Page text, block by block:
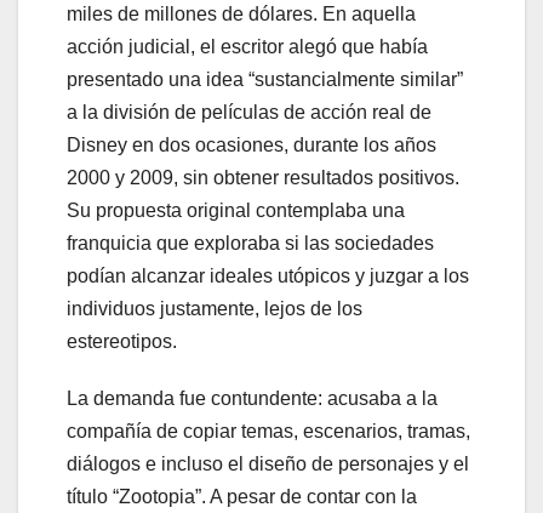
miles de millones de dólares. En aquella
acción judicial, el escritor alegó que había
presentado una idea “sustancialmente similar”
a la división de películas de acción real de
Disney en dos ocasiones, durante los años
2000 y 2009, sin obtener resultados positivos.
Su propuesta original contemplaba una
franquicia que exploraba si las sociedades
podían alcanzar ideales utópicos y juzgar a los
individuos justamente, lejos de los
estereotipos.
La demanda fue contundente: acusaba a la
compañía de copiar temas, escenarios, tramas,
diálogos e incluso el diseño de personajes y el
título “Zootopia”. A pesar de contar con la